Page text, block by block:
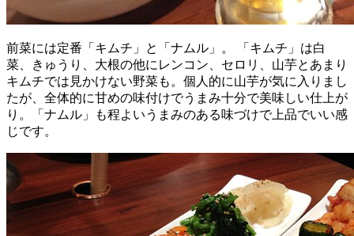
前菜には定番「キムチ」と「ナムル」。 「キムチ」は白
菜、きゅうり、大根の他にレンコン、セロリ、山芋とあまり
キムチでは見かけない野菜も。個人的に山芋が気に入りまし
たが、全体的に甘めの味付けでうまみ十分で美味しい仕上が
り。「ナムル」も程よいうまみのある味づけで上品でいい感
じです。